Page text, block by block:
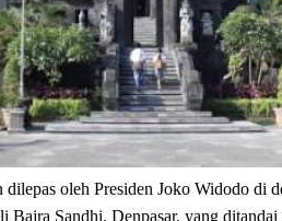
oleh Presiden Joko Widodo di
Bajra Sandhi, Denpasar, yang